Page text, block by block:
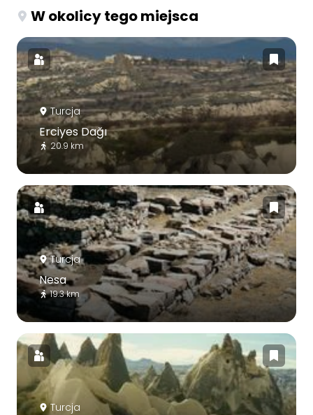
W okolicy tego miejsca
Turcja
Erciyes Dağı
20.9 km
Turcja
Nesa
19.3 km
Turcja